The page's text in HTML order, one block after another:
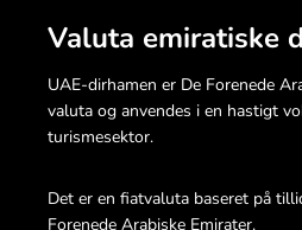
Valuta emiratiske
UAE-dirhamen er De Forenede
valuta og anvendes i en hastigt
turismesektor.
Det er en fiatvaluta baseret på
Forenede Arabiske Emirater.